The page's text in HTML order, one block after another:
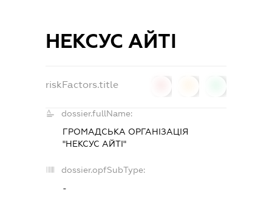
НЕКСУС АЙТІ
riskFactors.title
dossier.fullName:
ГРОМАДСЬКА ОРГАНІЗАЦІЯ
"НЕКСУС АЙТІ"
dossier.opfSubType:
-